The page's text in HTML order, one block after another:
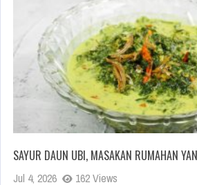
SAYUR DAUN UBI, MASAKAN RUMAHAN
Jul 4, 2026 162 Views